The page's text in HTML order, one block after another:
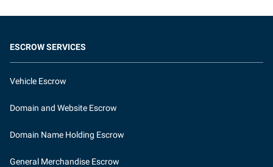
ESCROW SERVICES
Vehicle Escrow
Domain and Website Escrow
Domain Name Holding Escrow
General Merchandise Escrow